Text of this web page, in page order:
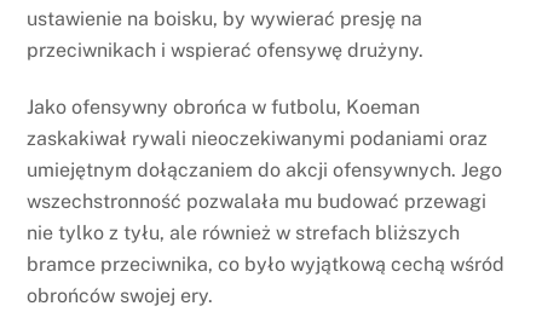
ustawienie na boisku, by wywierać presję na
przeciwnikach i wspierać ofensywę drużyny.
Jako ofensywny obrońca w futbolu, Koeman
zaskakiwał rywali nieoczekiwanymi podaniami oraz
umiejętnym dołączaniem do akcji ofensywnych. Jego
wszechstronność pozwalała mu budować przewagi
nie tylko z tyłu, ale również w strefach bliższych
bramce przeciwnika, co było wyjątkową cechą wśród
obrońców swojej ery.